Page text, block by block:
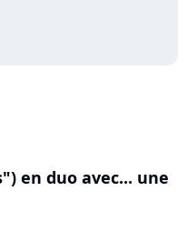
en duo avec... une